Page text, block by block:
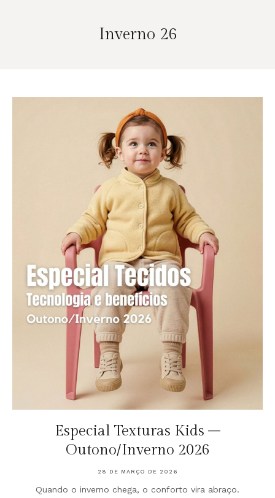
Inverno 26
Especial Texturas Kids –
Outono/Inverno 2026
28 DE MARÇO DE 2026
Quando o inverno chega, o conforto vira abraço.